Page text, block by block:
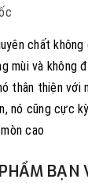
chất
mùi và không
thân thiện
nó cũng cực
cao
BẠN